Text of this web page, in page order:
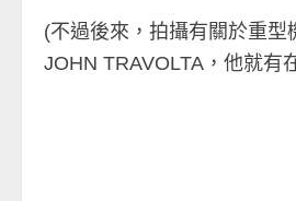
(不過後來，拍攝有關於重
JOHN TRAVOLTA，他就有